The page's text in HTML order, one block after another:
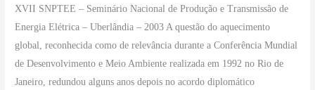
XVII SNPTEE – Seminário Nacional de Produção e Transmissão de
Energia Elétrica – Uberlândia – 2003 A questão do aquecimento
global, reconhecida como de relevância durante a Conferência Mundial
de Desenvolvimento e Meio Ambiente realizada em 1992 no Rio de
Janeiro, redundou alguns anos depois no acordo diplomático
para
Contabilização
de
Crédito
de